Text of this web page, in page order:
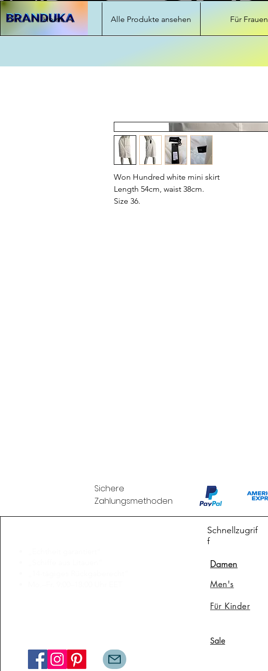
Heim Alle Produkte ansehen Für Frauen
Won Hundred white mini skirt
Length 54cm, waist 38cm.
Size 36.
Sichere
Zahlungsmethoden
Schnellzugrif
f
Damen
Men's
Für Kinder
Sale